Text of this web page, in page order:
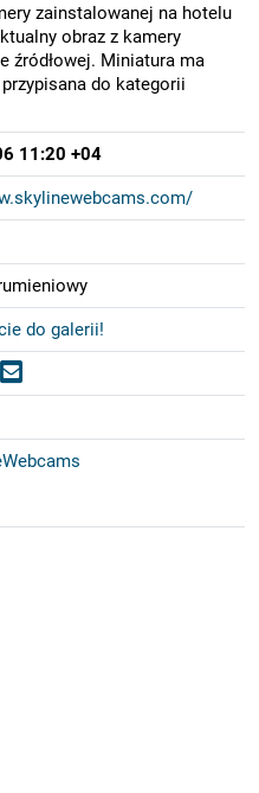
zainstalowanej na hotelu
obraz z kamery
źródłowej. Miniatura ma
do kategorii
11:20 +04
do galerii!